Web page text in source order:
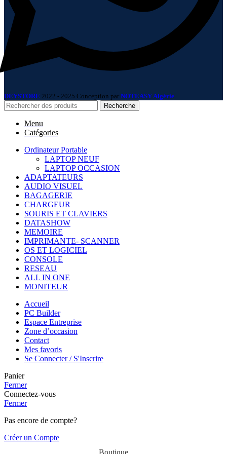
DEYSTORE 2022 - 2025 Conception par NOTEASY Algérie
Recherche
Menu
Catégories
Ordinateur Portable
LAPTOP NEUF
LAPTOP OCCASION
ADAPTATEURS
AUDIO VISUEL
BAGAGERIE
CHARGEUR
SOURIS ET CLAVIERS
DATASHOW
MEMOIRE
IMPRIMANTE- SCANNER
OS ET LOGICIEL
CONSOLE
RESEAU
ALL IN ONE
MONITEUR
Accueil
PC Builder
Espace Entreprise
Zone d’occasion
Contact
Mes favoris
Se Connecter / S'Inscrire
Panier
Fermer
Connectez-vous
Fermer
Pas encore de compte?
Créer un Compte
Boutique